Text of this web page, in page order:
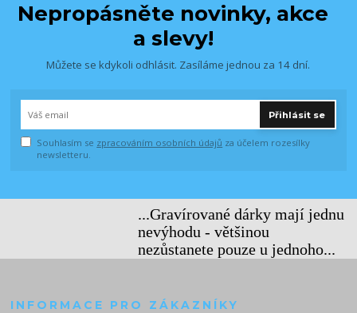
Nepropásněte novinky, akce
a slevy!
Můžete se kdykoli odhlásit. Zasíláme jednou za 14 dní.
Přihlásit se
Souhlasím se zpracováním osobních údajů za účelem rozesílky
newsletteru.
...Gravírované dárky mají jednu
nevýhodu - většinou
nezůstanete pouze u jednoho...
INFORMACE PRO ZÁKAZNÍKY